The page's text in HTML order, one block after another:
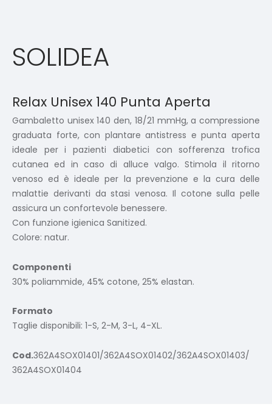
SOLIDEA
Relax Unisex 140 Punta Aperta
Gambaletto unisex 140 den, 18/21 mmHg, a compressione
graduata forte, con plantare antistress e punta aperta
ideale per i pazienti diabetici con sofferenza trofica
cutanea ed in caso di alluce valgo. Stimola il ritorno
venoso ed è ideale per la prevenzione e la cura delle
malattie derivanti da stasi venosa. Il cotone sulla pelle
assicura un confortevole benessere.
Con funzione igienica Sanitized.
Colore: natur.
Componenti
30% poliammide, 45% cotone, 25% elastan.
Formato
Taglie disponibili: 1-S, 2-M, 3-L, 4-XL.
Cod.362A4SOX01401/362A4SOX01402/362A4SOX01403/
362A4SOX01404